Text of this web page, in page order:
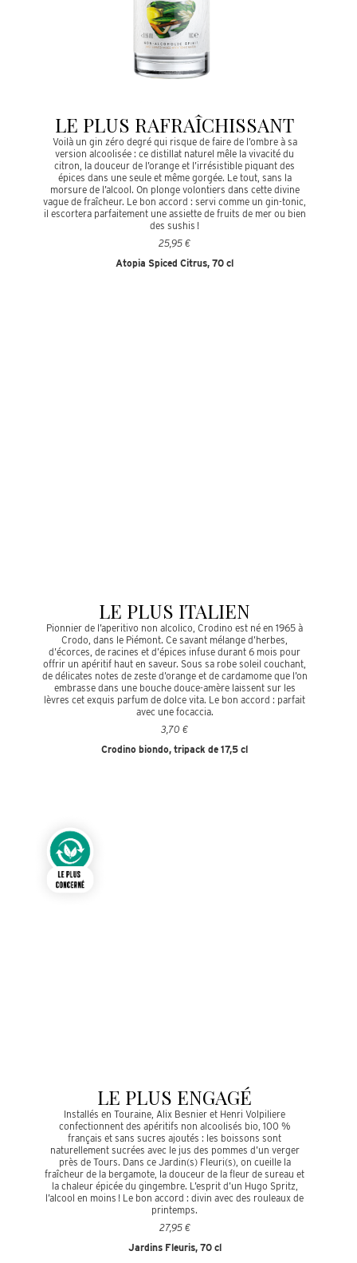
LE PLUS RAFRAÎCHISSANT
Voilà un gin zéro degré qui risque de faire de l’ombre à sa
version alcoolisée : ce distillat naturel mêle la vivacité du
citron, la douceur de l’orange et l’irrésistible piquant des
épices dans une seule et même gorgée. Le tout, sans la
morsure de l’alcool. On plonge volontiers dans cette divine
vague de fraîcheur. Le bon accord : servi comme un gin-tonic,
il escortera parfaitement une assiette de fruits de mer ou bien
des sushis !
25,95 €
Atopia Spiced Citrus, 70 cl
LE PLUS ITALIEN
Pionnier de l’aperitivo non alcolico, Crodino est né en 1965 à
Crodo, dans le Piémont. Ce savant mélange d’herbes,
d’écorces, de racines et d’épices infuse durant 6 mois pour
offrir un apéritif haut en saveur. Sous sa robe soleil couchant,
de délicates notes de zeste d’orange et de cardamome que l’on
embrasse dans une bouche douce-amère laissent sur les
lèvres cet exquis parfum de dolce vita. Le bon accord : parfait
avec une focaccia.
3,70 €
Crodino biondo, tripack de 17,5 cl
LE PLUS ENGAGÉ
Installés en Touraine, Alix Besnier et Henri Volpiliere
confectionnent des apéritifs non alcoolisés bio, 100 %
français et sans sucres ajoutés : les boissons sont
naturellement sucrées avec le jus des pommes d’un verger
près de Tours. Dans ce Jardin(s) Fleuri(s), on cueille la
fraîcheur de la bergamote, la douceur de la fleur de sureau et
la chaleur épicée du gingembre. L’esprit d’un Hugo Spritz,
l’alcool en moins ! Le bon accord : divin avec des rouleaux de
printemps.
27,95 €
Jardins Fleuris, 70 cl